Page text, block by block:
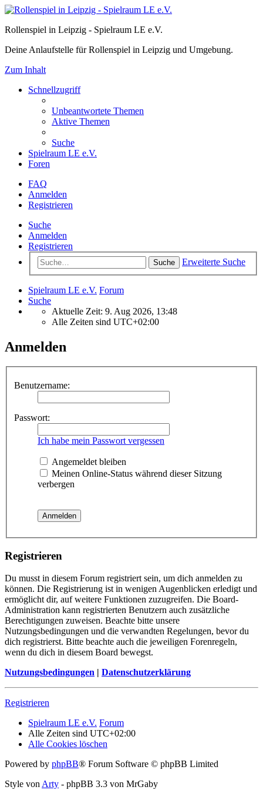
Rollenspiel in Leipzig - Spielraum LE e.V.
Deine Anlaufstelle für Rollenspiel in Leipzig und Umgebung.
Zum Inhalt
Schnellzugriff
Unbeantwortete Themen
Aktive Themen
Suche
Spielraum LE e.V.
Foren
FAQ
Anmelden
Registrieren
Suche
Anmelden
Registrieren
Suche Erweiterte Suche
Spielraum LE e.V. Forum
Suche
Aktuelle Zeit: 9. Aug 2026, 13:48
Alle Zeiten sind UTC+02:00
Anmelden
Benutzername:
Passwort:
Ich habe mein Passwort vergessen
Angemeldet bleiben
Meinen Online-Status während dieser Sitzung
verbergen
Registrieren
Du musst in diesem Forum registriert sein, um dich anmelden zu
können. Die Registrierung ist in wenigen Augenblicken erledigt und
ermöglicht dir, auf weitere Funktionen zuzugreifen. Die Board-
Administration kann registrierten Benutzern auch zusätzliche
Berechtigungen zuweisen. Beachte bitte unsere
Nutzungsbedingungen und die verwandten Regelungen, bevor du
dich registrierst. Bitte beachte auch die jeweiligen Forenregeln,
wenn du dich in diesem Board bewegst.
Nutzungsbedingungen | Datenschutzerklärung
Registrieren
Spielraum LE e.V. Forum
Alle Zeiten sind UTC+02:00
Alle Cookies löschen
Powered by phpBB® Forum Software © phpBB Limited
Style vonArty - phpBB 3.3 von MrGaby